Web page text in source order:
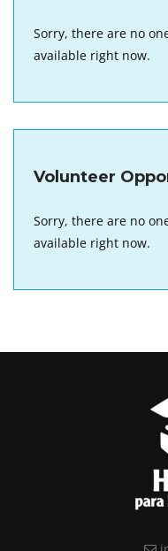
Sorry, there are no
available right now.
Volunteer
Sorry, there are no
available right now.